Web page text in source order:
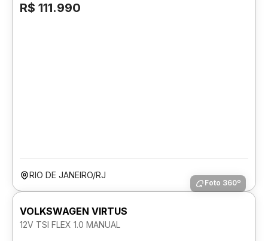
R$ 111.990
RIO DE JANEIRO/RJ
Foto 360º
VOLKSWAGEN VIRTUS
12V TSI FLEX 1.0 MANUAL